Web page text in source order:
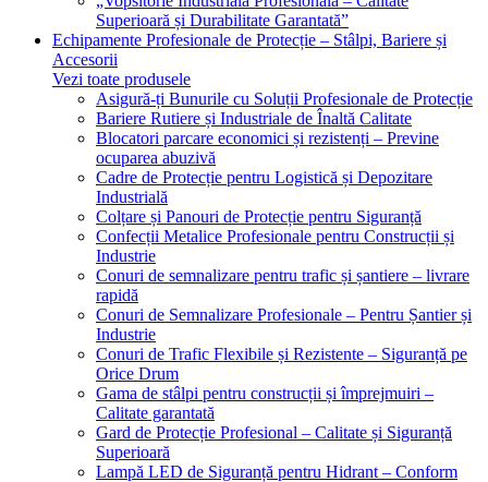
Superioară și Durabilitate Garantată”
Echipamente Profesionale de Protecție – Stâlpi, Bariere și
Accesorii
Vezi toate produsele
Asigură-ți Bunurile cu Soluții Profesionale de Protecție
Bariere Rutiere și Industriale de Înaltă Calitate
Blocatori parcare economici și rezistenți – Previne
ocuparea abuzivă
Cadre de Protecție pentru Logistică și Depozitare
Industrială
Colțare și Panouri de Protecție pentru Siguranță
Confecții Metalice Profesionale pentru Construcții și
Industrie
Conuri de semnalizare pentru trafic și șantiere – livrare
rapidă
Conuri de Semnalizare Profesionale – Pentru Șantier și
Industrie
Conuri de Trafic Flexibile și Rezistente – Siguranță pe
Orice Drum
Gama de stâlpi pentru construcții și împrejmuiri –
Calitate garantată
Gard de Protecție Profesional – Calitate și Siguranță
Superioară
Lampă LED de Siguranță pentru Hidrant – Conform